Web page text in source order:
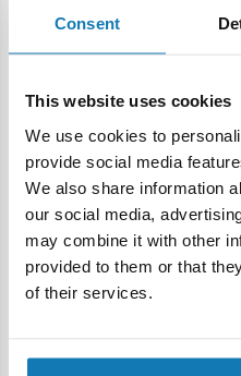
Consent
This website uses cookies
We use cookies to
provide social media
We also share information
our social media,
may combine it with other
provided to them or that
of their services.
1x Kubeczek
2x Szpatułki do rolowania
1x Instrukcję obsługi
Uwaga: Zestaw nie
– mleko, śmietankę i
Dlaczego dzieci (i
Tajskich?
Rozwija zręczność i